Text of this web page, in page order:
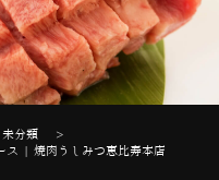
未分類
>
ス | 焼肉うしみつ恵比寿本店